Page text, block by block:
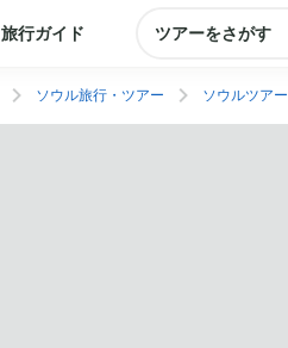
旅行ガイド ツアーをさがす
ソウル旅行・ツアー ソウルツアー